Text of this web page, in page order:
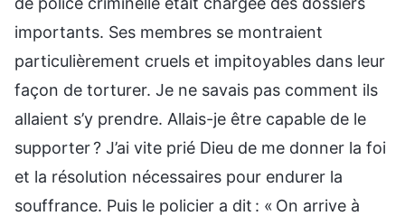
importants. Ses membres se montraient
particulièrement cruels et impitoyables dans leur
façon de torturer. Je ne savais pas comment ils
allaient s’y prendre. Allais-je être capable de le
supporter ? J’ai vite prié Dieu de me donner la foi
et la résolution nécessaires pour endurer la
souffrance. Puis le policier a dit : « On arrive à